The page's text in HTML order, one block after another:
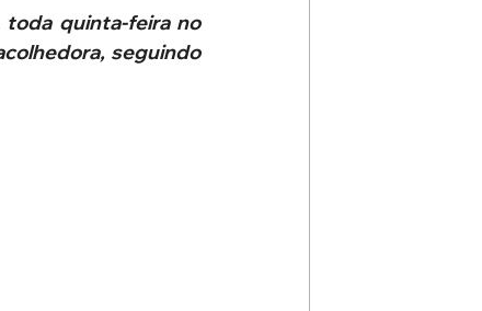
toda quinta-feira no
seguindo